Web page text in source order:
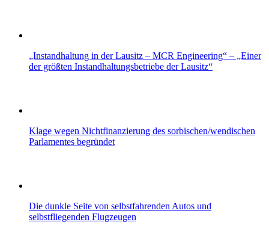
„Instandhaltung in der Lausitz – MCR Engineering“ – „Einer
der größten Instandhaltungsbetriebe der Lausitz“
Klage wegen Nichtfinanzierung des sorbischen/wendischen
Parlamentes begründet
Die dunkle Seite von selbstfahrenden Autos und
selbstfliegenden Flugzeugen